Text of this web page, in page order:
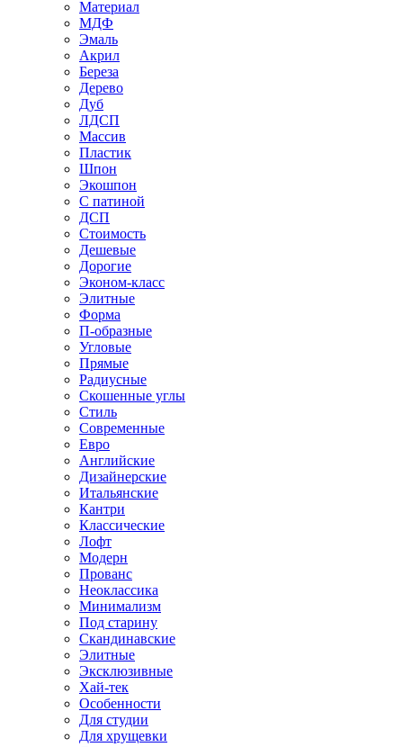
Материал
МДФ
Эмаль
Акрил
Береза
Дерево
Дуб
ЛДСП
Массив
Пластик
Шпон
Экошпон
С патиной
ДСП
Стоимость
Дешевые
Дорогие
Эконом-класс
Элитные
Форма
П-образные
Угловые
Прямые
Радиусные
Скошенные углы
Стиль
Современные
Евро
Английские
Дизайнерские
Итальянские
Кантри
Классические
Лофт
Модерн
Прованс
Неоклассика
Минимализм
Под старину
Скандинавские
Элитные
Эксклюзивные
Хай-тек
Особенности
Для студии
Для хрущевки